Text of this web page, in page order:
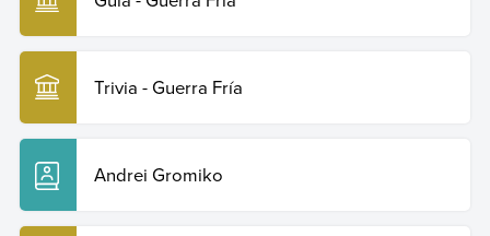
Copiar cita
Trivia - Guerra Fría
Andrei Gromiko